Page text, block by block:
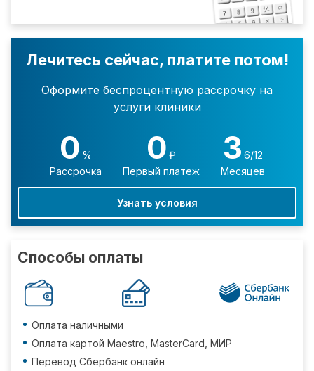
Лечитесь сейчас, платите потом!
Оформите беспроцентную рассрочку на
услуги клиники
0 %
Рассрочка
0 ₽
Первый платеж
3 6/12
Месяцев
Узнать условия
Способы оплаты
Оплата наличными
Оплата картой Maestro, MasterCard, МИР
Перевод Сбербанк онлайн